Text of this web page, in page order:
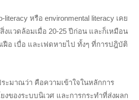
หรือ environmental literacy เคย
งแวดล้อมเมื่อ 20-25 ปีก่อน และก็เหมือน
ฝือ เบื่อ และเฟดหายไป ทั้งๆ ที่การปฎิบัติ
ะมาณว่า คือความเข้าใจในหลักการ
งของระบบนิเวศ และการกระทำที่ส่งผลก